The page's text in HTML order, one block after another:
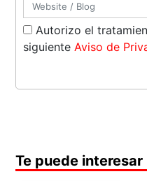
Autorizo el
siguienteAviso de
Te puede interesar